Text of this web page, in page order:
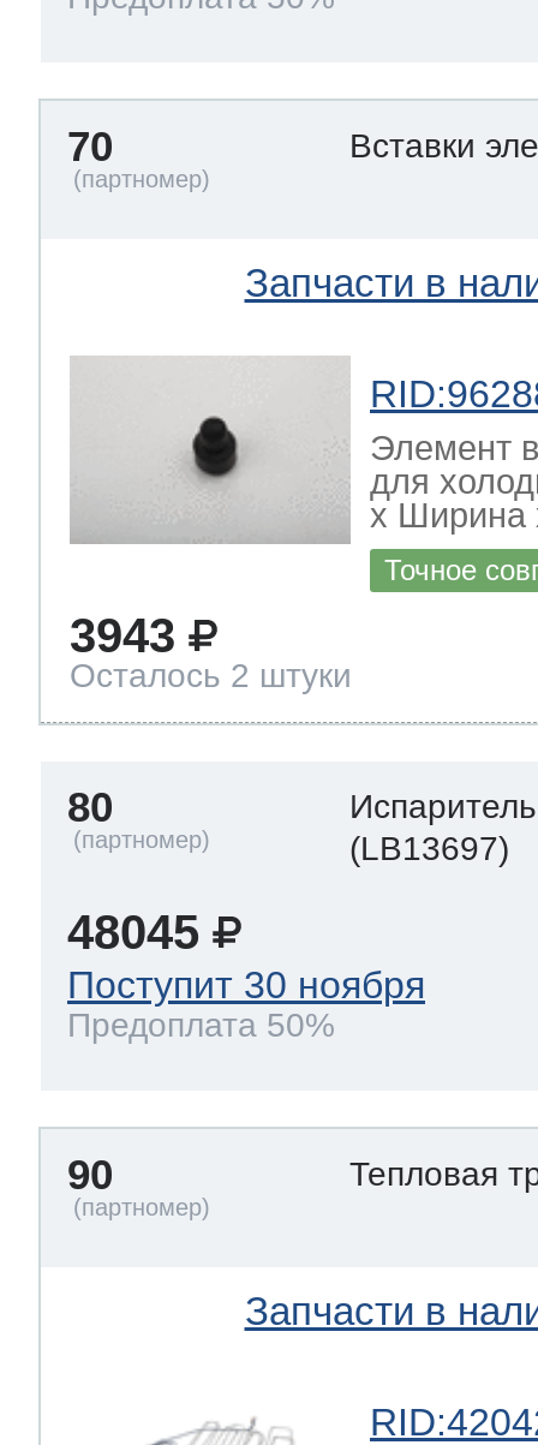
70 Вставки
Запчасти в
Элемент
для
х Ширина
Точное
3943
Осталось 2 штуки
80
Испаритель
(LB13697)
48045
Поступит 30 ноября
Предоплата 50%
90 Тепловая
Запчасти в